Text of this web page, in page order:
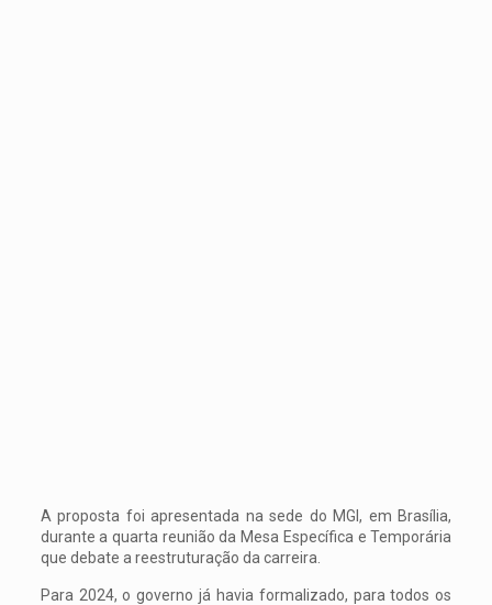
A proposta foi apresentada na sede do MGI, em Brasília,
durante a quarta reunião da Mesa Específica e Temporária
que debate a reestruturação da carreira.
Para 2024, o governo já havia formalizado, para todos os